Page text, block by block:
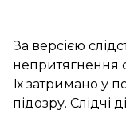
За версією
непритягнення
Їх затримано у
підозру. Слідчі